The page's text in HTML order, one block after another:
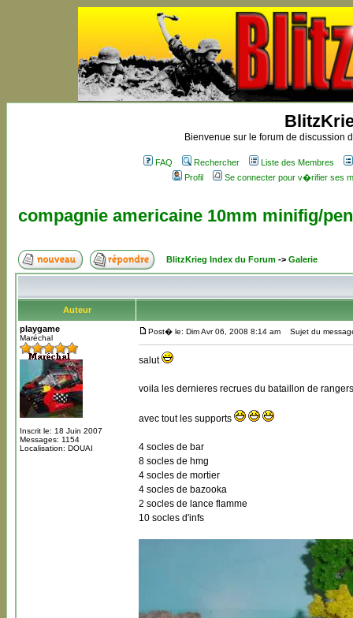
Bienvenue sur le forum de discussion
FAQ Rechercher
Liste des Membres
Profil
Se connecter pour v�rifier ses
compagnie americaine 10mm minifig/
BlitzKrieg Index du Forum -> Galerie
Auteur
playgame
Maréchal
Inscrit le: 18 Juin 2007
Messages: 1154
Localisation: DOUAI
Post� le: Dim Avr 06, 2008 8:14 am Sujet du
salut
voila les dernieres recrues du bataillon de rangers
avec tout les supports
4 socles de bar
8 socles de hmg
4 socles de mortier
4 socles de bazooka
2 socles de lance flamme
10 socles d'infs